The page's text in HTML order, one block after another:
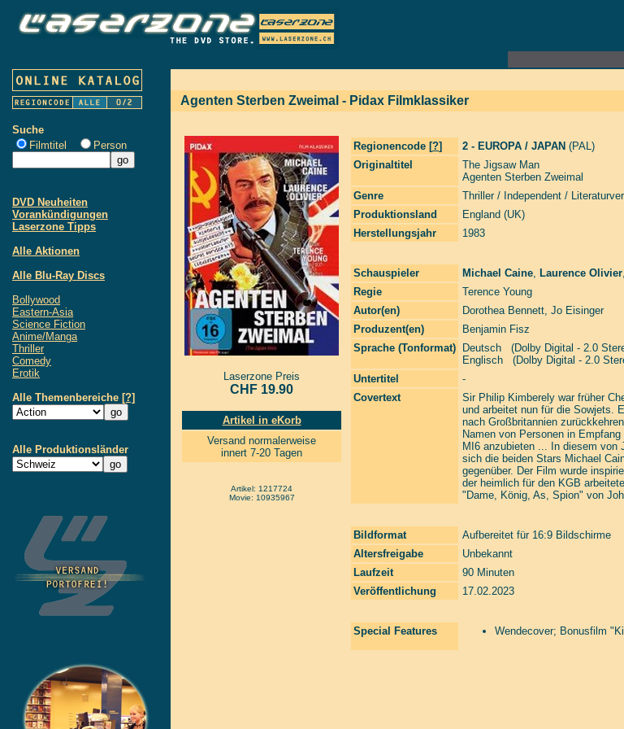
Suche
Filmtitel
Person
DVD Neuheiten
Vorankündigungen
Laserzone Tipps
Alle Aktionen
Alle Blu-Ray Discs
Bollywood
Eastern-Asia
Science Fiction
Anime/Manga
Thriller
Comedy
Erotik
Alle Themenbereiche [?]
Alle Produktionsländer
Agenten Sterben Zweimal - Pidax Filmklassiker
Laserzone Preis
CHF 19.90
Artikel in eKorb
Versand normalerweise
innert 7-20 Tagen
Artikel: 1217724
Movie: 10935967
Regionencode [?] 2 - EUROPA / JAPAN (PAL)
Originaltitel
The Jigsaw Man
Agenten Sterben Zweimal
Genre
Thriller / Independent /
Produktionsland
England (UK)
Herstellungsjahr
1983
Schauspieler Michael Caine, Laurence Olivier,
Regie
Terence Young
Autor(en)
Dorothea Bennett, Jo Eisinger
Produzent(en)
Benjamin Fisz
Sprache (Tonformat)
Deutsch (Dolby Digital - 2.0
Englisch (Dolby Digital - 2.0
Untertitel
-
Covertext
Sir Philip Kimberely war früher
und arbeitet nun für die Sowjets.
nach Großbritannien
Namen von Personen in
MI6 anzubieten ... In diesem von
sich die beiden Stars Michael
gegenüber. Der Film wurde
der heimlich für den KGB
"Dame, König, As, Spion" von
Bildformat
Aufbereitet für 16:9 Bildschirme
Altersfreigabe
Unbekannt
Laufzeit
90 Minuten
Veröffentlichung
17.02.2023
Special Features Wendecover; Bonusfilm